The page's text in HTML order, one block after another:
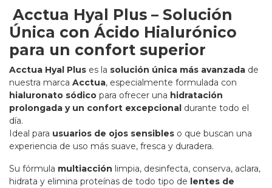
Acctua Hyal Plus – Solución
Única con Ácido Hialurónico
para un confort superior
Acctua Hyal Plus es la solución única más avanzada de
nuestra marca Acctua, especialmente formulada con
hialuronato sódico para ofrecer una hidratación
prolongada y un confort excepcional durante todo el
día.
Ideal para usuarios de ojos sensibles o que buscan una
experiencia de uso más suave, fresca y duradera.
Su fórmula multiacción limpia, desinfecta, conserva, aclara,
hidrata y elimina proteínas de todo tipo de lentes de